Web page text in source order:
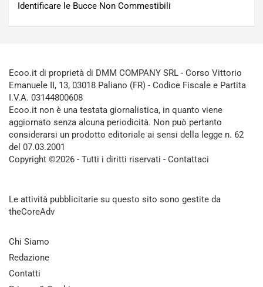
Identificare le Bucce Non Commestibili
Ecoo.it di proprietà di DMM COMPANY SRL - Corso Vittorio
Emanuele II, 13, 03018 Paliano (FR) - Codice Fiscale e Partita
I.V.A. 03144800608
Ecoo.it non è una testata giornalistica, in quanto viene
aggiornato senza alcuna periodicità. Non può pertanto
considerarsi un prodotto editoriale ai sensi della legge n. 62
del 07.03.2001
Copyright ©2026 - Tutti i diritti riservati - Contattaci
Le attività pubblicitarie su questo sito sono gestite da
theCoreAdv
Chi Siamo
Redazione
Contatti